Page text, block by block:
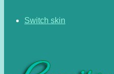
Switch skin